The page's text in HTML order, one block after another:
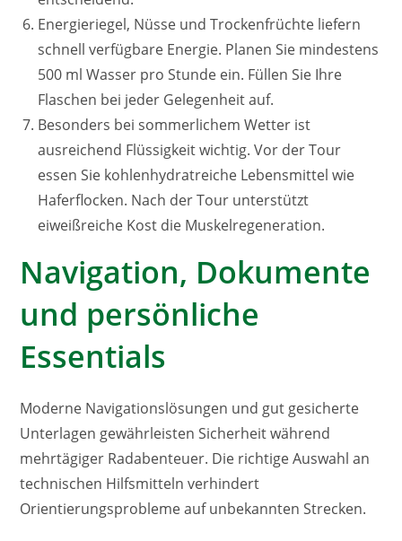
Energieriegel, Nüsse und Trockenfrüchte liefern
schnell verfügbare Energie. Planen Sie mindestens
500 ml Wasser pro Stunde ein. Füllen Sie Ihre
Flaschen bei jeder Gelegenheit auf.
Besonders bei sommerlichem Wetter ist
ausreichend Flüssigkeit wichtig. Vor der Tour
essen Sie kohlenhydratreiche Lebensmittel wie
Haferflocken. Nach der Tour unterstützt
eiweißreiche Kost die Muskelregeneration.
Navigation, Dokumente
und persönliche
Essentials
Moderne Navigationslösungen und gut gesicherte
Unterlagen gewährleisten Sicherheit während
mehrtägiger Radabenteuer. Die richtige Auswahl an
technischen Hilfsmitteln verhindert
Orientierungsprobleme auf unbekannten Strecken.